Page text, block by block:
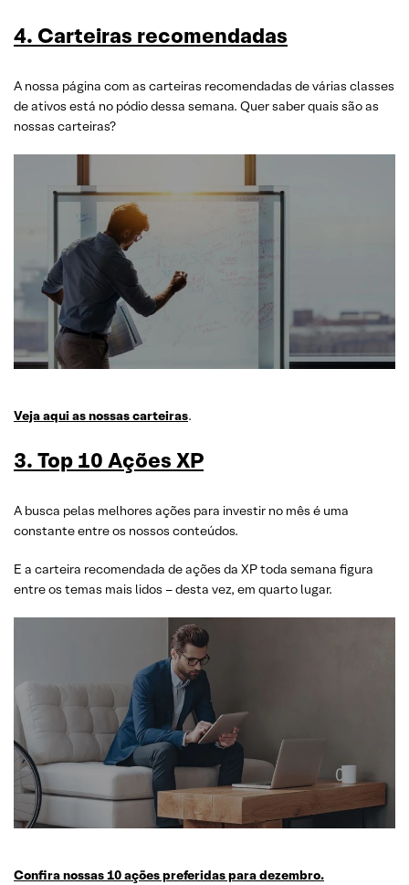
4. Carteiras recomendadas
A nossa página com as carteiras recomendadas de várias classes
de ativos está no pódio dessa semana. Quer saber quais são as
nossas carteiras?
Veja aqui as nossas carteiras.
3. Top 10 Ações XP
A busca pelas melhores ações para investir no mês é uma
constante entre os nossos conteúdos.
E a carteira recomendada de ações da XP toda semana figura
entre os temas mais lidos – desta vez, em quarto lugar.
Confira nossas 10 ações preferidas para dezembro.